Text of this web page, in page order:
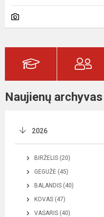
Naujienų archyvas
2026
BIRŽELIS (20)
GEGUŽĖ (45)
BALANDIS (40)
KOVAS (47)
VASARIS (40)